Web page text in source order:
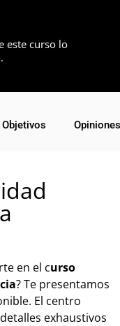
este curso lo
.
Objetivos Opiniones
en el curso
? Te presentamos
El centro
exhaustivos